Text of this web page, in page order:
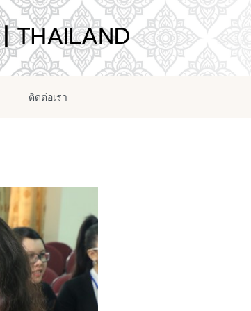
ติดต่อเรา